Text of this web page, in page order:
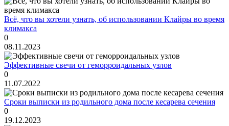
Всё, что вы хотели узнать, об использовании Клайры во время
климакса
0
08.11.2023
Эффективные свечи от геморроидальных узлов
0
11.07.2022
Сроки выписки из родильного дома после кесарева сечения
0
19.12.2023